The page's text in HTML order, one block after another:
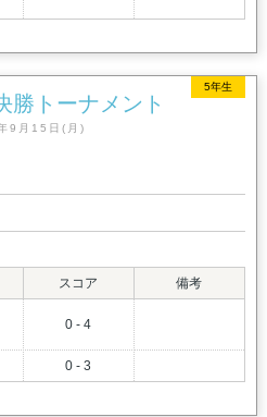
勝トーナメント
9月15日(月)
5年生
スコア 備考
0 - 4
0 - 3